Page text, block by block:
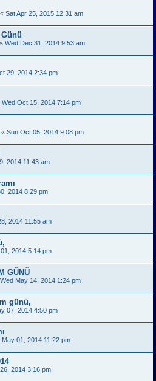
« Sat Apr 25, 2015 12:31 am
« Wed Dec 31, 2014 9:53 am
29, 2014 2:34 pm
Wed Oct 15, 2014 7:14 pm
« Sun Oct 05, 2014 9:08 pm
2014 11:43 am
2014 8:29 pm
2014 11:55 am
2014 5:14 pm
GÜNÜ
Wed May 14, 2014 1:24 pm
günü,
07, 2014 4:50 pm
May 01, 2014 11:22 pm
2014 3:16 pm